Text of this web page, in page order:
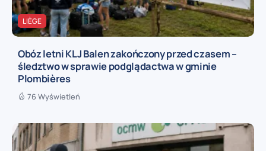
LIÈGE
Obóz letni KLJ Balen zakończony przed czasem –
śledztwo w sprawie podglądactwa w gminie
Plombières
76 Wyświetleń